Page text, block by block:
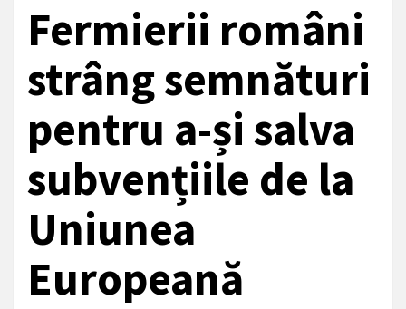
Fermierii români
strâng semnături
pentru a-și salva
subvențiile de la
Uniunea
Europeană